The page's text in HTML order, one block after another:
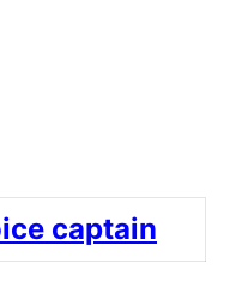
captain